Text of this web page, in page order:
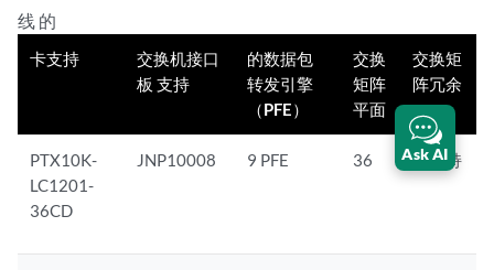
线 的
卡支持
交换机接口
板 支持
的数据包
转发引擎
（PFE）
交换
矩阵
平面
交换矩
阵冗余
PTX10K-
LC1201-
36CD
JNP10008 9 PFE 36 不支持
Ask AI